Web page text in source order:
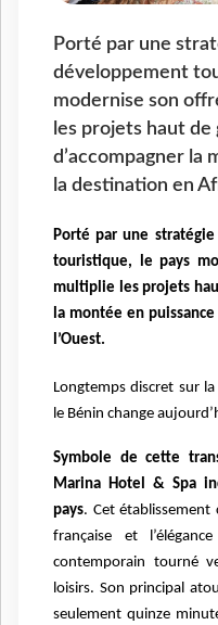
Porté par une
développement
modernise son
les projets haut de
d’accompagner la
la destination en
Porté par une
touristique, le pays
multiplie les projets
la montée en
l’Ouest.
Longtemps discret sur
le Bénin change
Symbole de cette
Marina Hotel & Spa
pays. Cetétablissement
française et l ’é lé
contemporain tourné
loisirs. Son principal
seulement quinze